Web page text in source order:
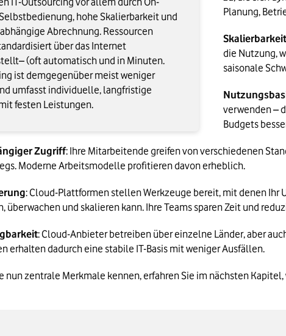
hohe Skalierbarkeit und
Abrechnung. Ressourcen
über das Internet
(oft automatisch und in Minuten.
ist demgegenüber meist weniger
umfasst individuelle, langfristige
festen Leistungen.
Planung,
Skalierbarkeit
die Nutzung,
saisonale
verwenden –
Budgets
Zugriff: Ihre Mitarbeitende greifen von verschiedenen
Moderne Arbeitsmodelle profitieren davon erheblich.
: Cloud-Plattformen stellen Werkzeuge bereit, mit denen
überwachen und skalieren kann. Ihre Teams sparen Zeit und
: Cloud-Anbieter betreiben über einzelne Länder, aber
erhalten dadurch eine stabile IT-Basis mit weniger Ausfällen.
nun zentrale Merkmale kennen, erfahren Sie im nächsten